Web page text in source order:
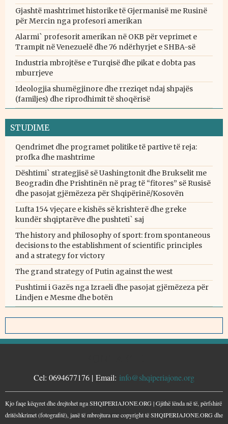
Gjashtë mashtrimet historike të Gjermanisë me Rusinë
për Mercin nga profesori amerikan
Alarmi` profesorit amerikan në OKB për veprimet e
Trampit në Venezuelë dhe 76 ndërhyrjet e SHBA-së
Industria mbrojtëse e Turqisë dhe pikat e dobta pas
mburrjeve
Ideologjia shumëgjinore dhe rreziqet ndaj shpajës
(familjes) dhe riprodhimit të shoqërisë
STUDIME
Qendrimet dhe programet politike të partive të reja:
profka dhe mashtrime
Dështimi` strategjisë së Uashingtonit dhe Brukselit me
Beogradin dhe Prishtinën në prag të “fitores” së Rusisë
dhe pasojat gjëmëzeza për Shqipërinë/Kosovën
Lufta 154 vjeçare e kishës së krishterë dhe greke
kundër shqiptarëve dhe pushteti` saj
The history and philosophy of sport: from spontaneous
decisions to the establishment of scientific principles
and a strategy for victory
The grand strategy of Putin against the west
Pushtimi i Gazës nga Izraeli dhe pasojat gjëmëzeza për
Lindjen e Mesme dhe botën
Cel: 0694677176 | Email: info@shqiperiajone.org
Kjo faqe këqyret dhe drejtohet nga SHQIPERIAJONE.ORG | Gjithë lënda në të, përfshirë
dritëshkrimet (fotografitë), janë të mbrojtura me copyright të SHQIPERIAJONE.ORG dhe